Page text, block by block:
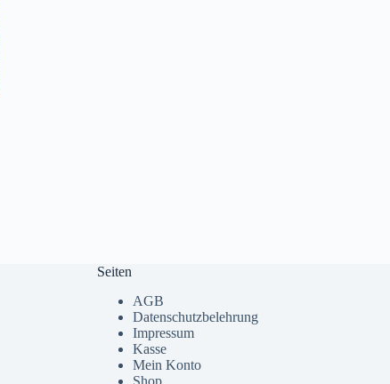
Seiten
AGB
Datenschutzbelehrung
Impressum
Kasse
Mein Konto
Shop